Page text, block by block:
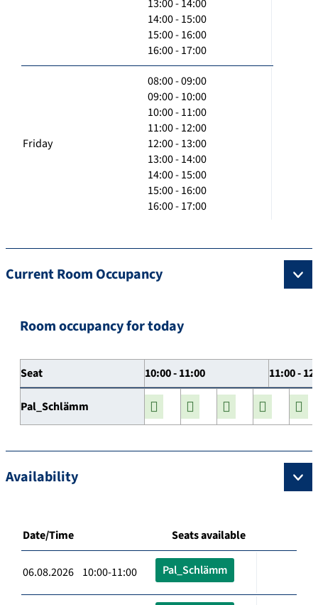
13:00 - 14:00
14:00 - 15:00
15:00 - 16:00
16:00 - 17:00
Friday
08:00 - 09:00
09:00 - 10:00
10:00 - 11:00
11:00 - 12:00
12:00 - 13:00
13:00 - 14:00
14:00 - 15:00
15:00 - 16:00
16:00 - 17:00
Current Room Occupancy
Room occupancy for today
Seat 10:00 - 11:00 11:00 -
Pal_Schlämm
Availability
Date/Time Seats available
06.08.2026 10:00-11:00 Pal_Schlämm